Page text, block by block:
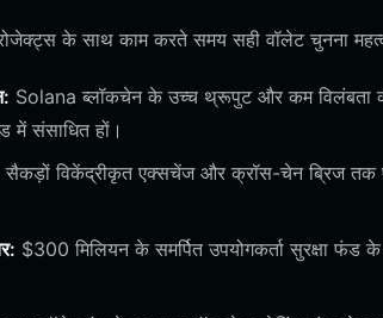
के साथ काम करते समय सही वॉलेट चुनना
Solana ब्लॉकचेन के उच्च थ्रूपुट और कम विलंबता
संसाधित हों।
सैकड़ों विकेंद्रीकृत एक्सचेंज और क्रॉस-चेन ब्रिज
$300 मिलियन के समर्पित उपयोगकर्ता सुरक्षा फंड